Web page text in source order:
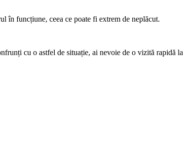
în funcțiune, ceea ce poate fi extrem de neplăcut.
cu o astfel de situație, ai nevoie de o vizită rapidă la